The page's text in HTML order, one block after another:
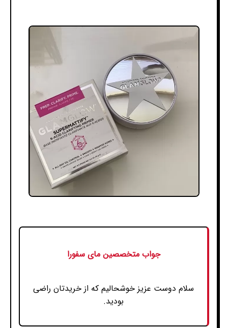
جواب متخصصین مای سفورا
سلام دوست عزیز خوشحالیم که از خریدتان راضی
بودید.